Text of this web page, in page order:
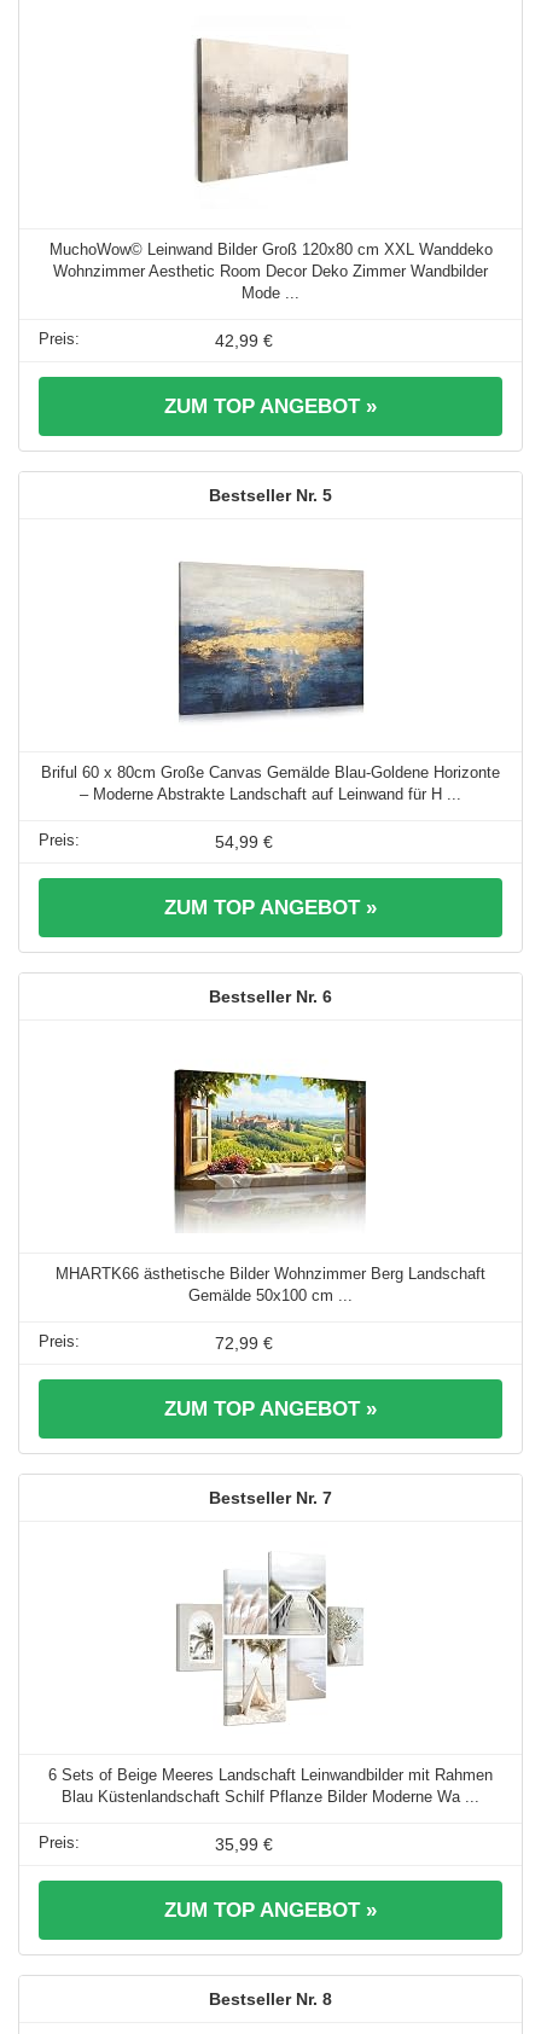
MuchoWow© Leinwand Bilder Groß 120x80 cm XXL Wanddeko
Wohnzimmer Aesthetic Room Decor Deko Zimmer Wandbilder
Mode ...
42,99 €
ZUM TOP ANGEBOT »
5
Briful 60 x 80cm Große Canvas Gemälde Blau-Goldene Horizonte
– Moderne Abstrakte Landschaft auf Leinwand für H ...
54,99 €
ZUM TOP ANGEBOT »
6
MHARTK66 ästhetische Bilder Wohnzimmer Berg Landschaft
Gemälde 50x100 cm ...
72,99 €
ZUM TOP ANGEBOT »
7
6 Sets of Beige Meeres Landschaft Leinwandbilder mit Rahmen
Blau Küstenlandschaft Schilf Pflanze Bilder Moderne Wa ...
35,99 €
ZUM TOP ANGEBOT »
8